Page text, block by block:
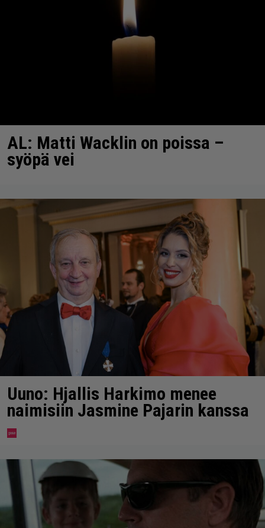
AL: Matti Wacklin on poissa –
syöpä vei
Uuno: Hjallis Harkimo menee
naimisiin Jasmine Pajarin kanssa